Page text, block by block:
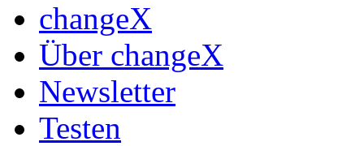
changeX
Über changeX
Newsletter
Testen